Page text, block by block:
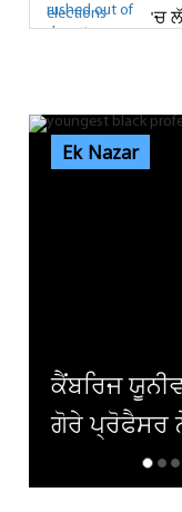
'ਚ
Ek Nazar
ਅਮਰੀਕਾ ਨੇ
ਪਾਬੰਦੀ